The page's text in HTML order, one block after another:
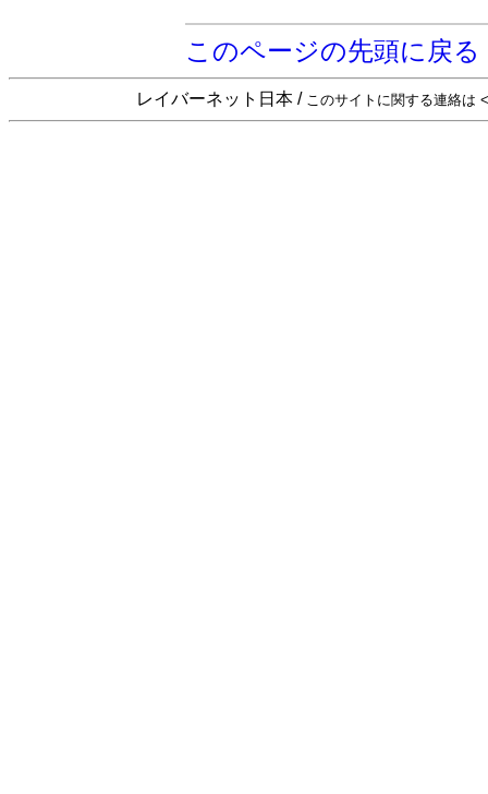
このページの先頭に戻る
レイバーネット日本 / このサイトに関する連絡は